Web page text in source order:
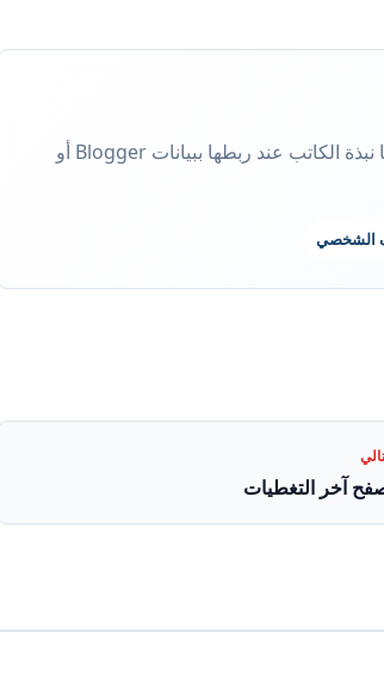
كاتب في وكالة حروف للأنباء. تظهر هنا نبذة الكاتب عند ربطها ببيانات Blogger أو
الشخصي
آخر التغطيات